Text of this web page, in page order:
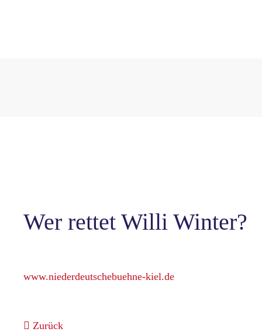
Wer rettet Willi Winter?
www.niederdeutschebuehne-kiel.de
Zurück